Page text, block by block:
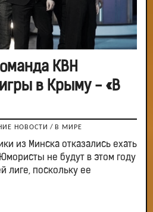
КВН
игры в Крыму - «В
НОВОСТИ / В МИРЕ
из Минска отказались ехать
не будут в этом году
лиге, поскольку ее